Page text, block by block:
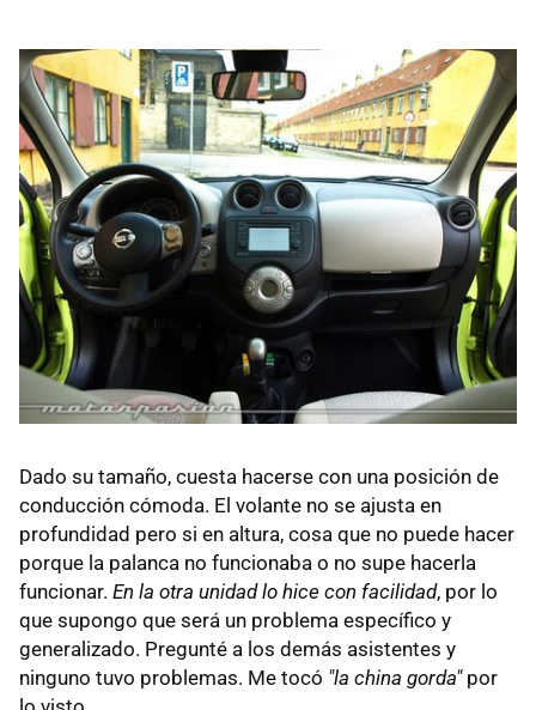
Dado su tamaño, cuesta hacerse con una posición de
conducción cómoda. El volante no se ajusta en
profundidad pero si en altura, cosa que no puede hacer
porque la palanca no funcionaba o no supe hacerla
funcionar. En la otra unidad lo hice con facilidad, por lo
que supongo que será un problema específico y
generalizado. Pregunté a los demás asistentes y
ninguno tuvo problemas. Me tocó "la china gorda"por